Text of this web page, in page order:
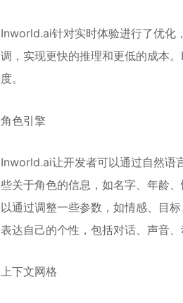
Inworld.ai针对实时体验进行了优化
调，实现更快的推理和更低的成本
度。
角色引擎
Inworld.ai让开发者可以通过自然语
些关于角色的信息，如名字、年龄
以通过调整一些参数，如情感、目
表达自己的个性，包括对话、声音、
上下文网格